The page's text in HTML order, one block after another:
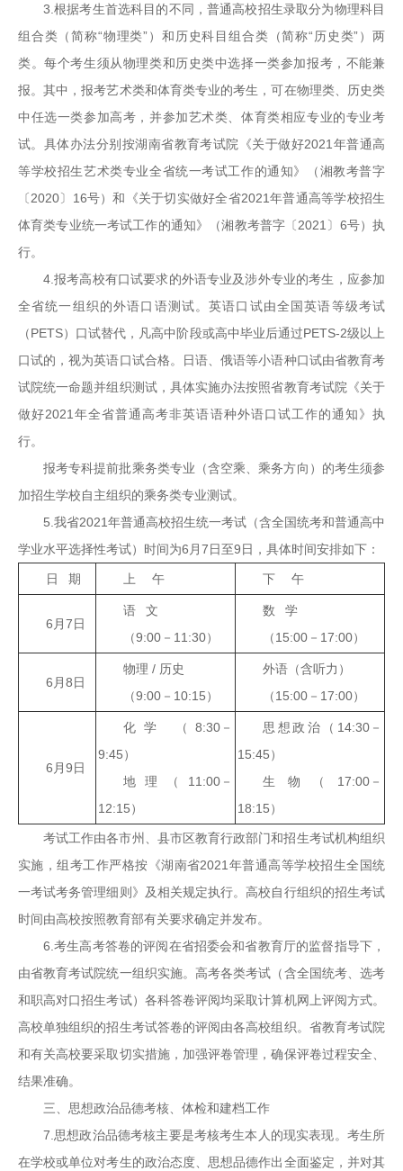
3.根据考生首选科目的不同，普通高校招生录取分为物理科目
组合类（简称“物理类”）和历史科目组合类（简称“历史类”）两
类。每个考生须从物理类和历史类中选择一类参加报考，不能兼
报。其中，报考艺术类和体育类专业的考生，可在物理类、历史类
中任选一类参加高考，并参加艺术类、体育类相应专业的专业考
试。具体办法分别按湖南省教育考试院《关于做好2021年普通高
等学校招生艺术类专业全省统一考试工作的通知》（湘教考普字
〔2020〕16号）和《关于切实做好全省2021年普通高等学校招生
体育类专业统一考试工作的通知》（湘教考普字〔2021〕6号）执
行。
4.报考高校有口试要求的外语专业及涉外专业的考生，应参加
全省统一组织的外语口语测试。英语口试由全国英语等级考试
（PETS）口试替代，凡高中阶段或高中毕业后通过PETS-2级以上
口试的，视为英语口试合格。日语、俄语等小语种口试由省教育考
试院统一命题并组织测试，具体实施办法按照省教育考试院《关于
做好2021年全省普通高考非英语语种外语口试工作的通知》执
行。
报考专科提前批乘务类专业（含空乘、乘务方向）的考生须参
加招生学校自主组织的乘务类专业测试。
5.我省2021年普通高校招生统一考试（含全国统考和普通高中
学业水平选择性考试）时间为6月7日至9日，具体时间安排如下：
日 期 上 午 下 午
6月7日
语 文
（9:00－11:30）
数 学
（15:00－17:00）
6月8日
物理 / 历史
（9:00－10:15）
外语（含听力）
（15:00－17:00）
6月9日
化学 （8:30－
9:45）
地理（11:00－
12:15）
思想政治（14:30－
15:45）
生物（17:00－
18:15）
考试工作由各市州、县市区教育行政部门和招生考试机构组织
实施，组考工作严格按《湖南省2021年普通高等学校招生全国统
一考试考务管理细则》及相关规定执行。高校自行组织的招生考试
时间由高校按照教育部有关要求确定并发布。
6.考生高考答卷的评阅在省招委会和省教育厅的监督指导下，
由省教育考试院统一组织实施。高考各类考试（含全国统考、选考
和职高对口招生考试）各科答卷评阅均采取计算机网上评阅方式。
高校单独组织的招生考试答卷的评阅由各高校组织。省教育考试院
和有关高校要采取切实措施，加强评卷管理，确保评卷过程安全、
结果准确。
三、思想政治品德考核、体检和建档工作
7.思想政治品德考核主要是考核考生本人的现实表现。考生所
在学校或单位对考生的政治态度、思想品德作出全面鉴定，并对其